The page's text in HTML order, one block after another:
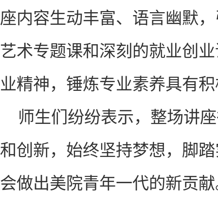
座内容生动丰富、语言幽默
艺术专题课和深刻的就业创
业精神，锤炼专业素养具有
师生们纷纷表示，整场讲
和创新，始终坚持梦想，脚
会做出美院青年一代的新贡